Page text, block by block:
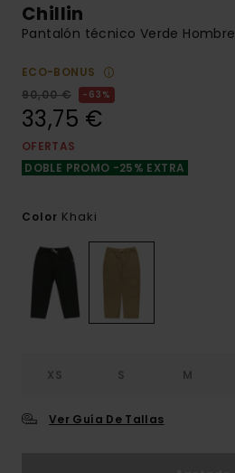
Chillin
Pantalón técnico Verde Hombre
ECO-BONUS
90,00 €
63%
33,75 €
OFERTAS
DOBLE PROMO -25% EXTRA
Color Khaki
XS S M
Ver Guía De Tallas